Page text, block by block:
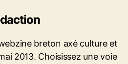
breton axé culture et
2013. Choisissez une voie